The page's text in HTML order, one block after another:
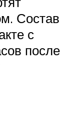
Состав
с
после